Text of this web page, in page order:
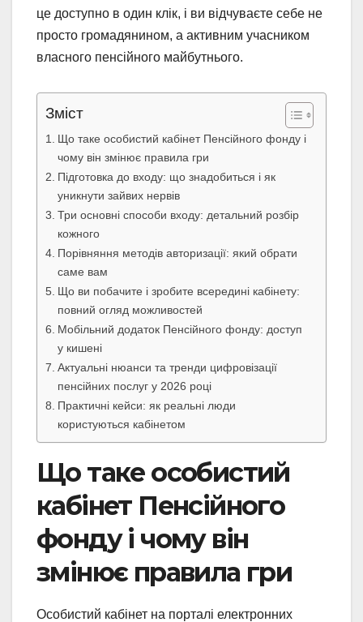
це доступно в один клік, і ви відчуваєте себе не
просто громадянином, а активним учасником
власного пенсійного майбутнього.
Зміст
Що таке особистий кабінет Пенсійного фонду і
чому він змінює правила гри
Підготовка до входу: що знадобиться і як
уникнути зайвих нервів
Три основні способи входу: детальний розбір
кожного
Порівняння методів авторизації: який обрати
саме вам
Що ви побачите і зробите всередині кабінету:
повний огляд можливостей
Мобільний додаток Пенсійного фонду: доступ
у кишені
Актуальні нюанси та тренди цифровізації
пенсійних послуг у 2026 році
Практичні кейси: як реальні люди
користуються кабінетом
Що таке особистий
кабінет Пенсійного
фонду і чому він
змінює правила гри
Особистий кабінет на порталі електронних